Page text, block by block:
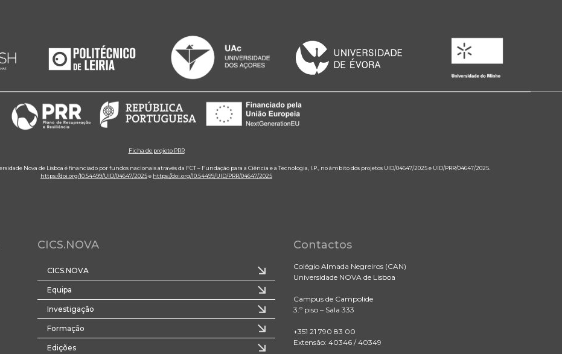
Ficha de projeto PRR
Nova de Lisboa é financiado por fundos nacionais através da FCT – Fundação para a Ciência e a Tecnologia, I.P., no âmbito dos projetos UID/04647/2025 e UID/PRR/04647/2025.
https://doi.org/10.54499/UID/04647/2025e https://doi.org/10.54499/UID/PRR/04647/2025
CICS.NOVA
CICS.NOVA
Equipa
Investigação
Formação
Edições
Contactos
Colégio Almada Negreiros (CAN)
Universidade NOVA de Lisboa
Campus de Campolide
3.º piso – Sala 333
+351 21 790 83 00
Extensão: 40346 / 40349